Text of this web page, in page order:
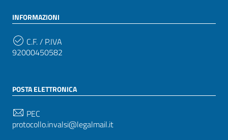
INFORMAZIONI
C.F. / P.IVA
92000450582
POSTA ELETTRONICA
PEC
protocollo.invalsi@legalmail.it